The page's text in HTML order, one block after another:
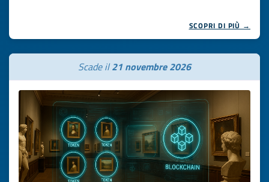
SCOPRI DI PIÙ →
Scade il21 novembre 2026